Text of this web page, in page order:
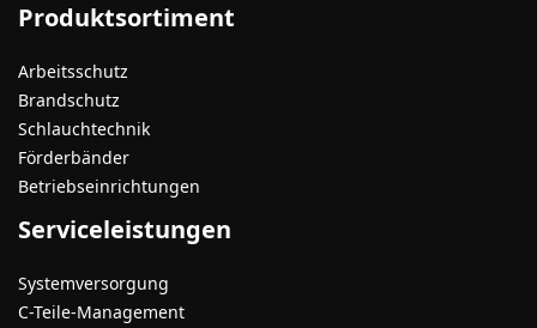
Produktsortiment
Arbeitsschutz
Brandschutz
Schlauchtechnik
Förderbänder
Betriebseinrichtungen
Serviceleistungen
Systemversorgung
C-Teile-Management